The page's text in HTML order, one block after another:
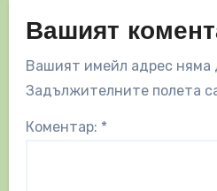
Вашият
Вашият имейл адрес няма
Задължителните полета
Коментар: *